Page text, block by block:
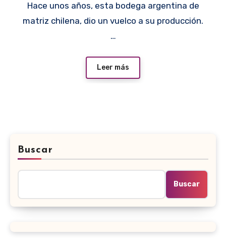
Hace unos años, esta bodega argentina de
matriz chilena, dio un vuelco a su producción.
…
Leer más
Buscar
Buscar